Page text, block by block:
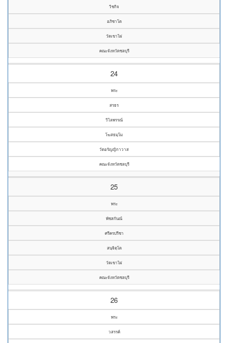
วิชกิจ
อภิชาโต
วัดเขาไผ่
คณะจังหวัดชลบุรี
24
พระ
สรธร
วิไลพรรณ์
โฆสธมฺโม
วัดอรัญญิกาวาส
คณะจังหวัดชลบุรี
25
พระ
พัชสกันณ์
ศรีครปรีชา
สนฺจิตฺโต
วัดเขาไผ่
คณะจังหวัดชลบุรี
26
พระ
วสรรค์